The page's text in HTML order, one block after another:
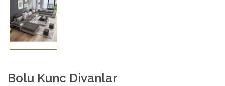
Bolu Kunc Divanlar